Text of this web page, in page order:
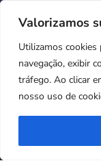
Valorizamos
Utilizamos cookies
navegação, exibir
tráfego. Ao clicar
nosso uso de